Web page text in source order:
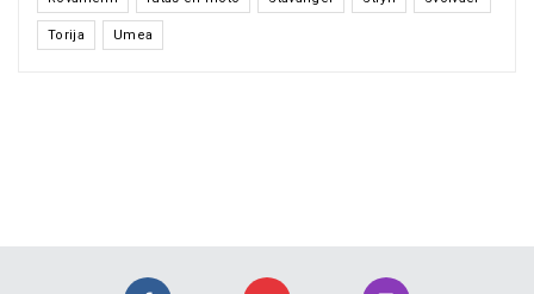
Torija Umea